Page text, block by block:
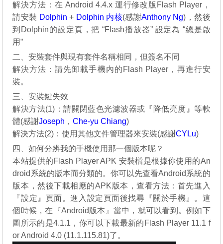
解決方法：在 Android 4.4.x 運行修改版Flash Player，
請安裝 Dolphin + Dolphin 内核(感謝Anthony Ng)，然後
到Dolphin的設定頁，把 “Flash播放器” 設定為 “總是啟
用”
二、安裝套件與現有套件名稱相同，但簽名不同
解決方法：請先卸載手機內的Flash Player，再進行安
裝。
三、安裝鍵失效
解決方法(1)：請關閉藍色光濾波器或『降低亮度』等軟
體(感謝Joseph ，Che-yu Chiang)
解決方法(2)：使用其他文件管理器來安裝(感謝CYLu)
四、如何分辨我的手機使用那一個版本呢？
本站提供的Flash Player APK 安裝檔是根據你使用的An
droid系統的版本而分類的。你可以先查看Android系統的
版本，然後下載相應的APK版本，查看方法：首先進入
『設定』頁面。進入設定頁面後找尋『關於手機』。這
個時候，在『Android版本』當中，就可以看到。例如下
圖所示的是4.1.1，你可以下載最新的 Flash Player 11.1 f
or Android 4.0 (11.1.115.81)了。